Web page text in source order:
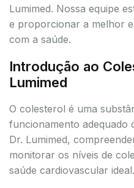
Lumimed. Nossa equipe
e proporcionar a melhor
com a saúde.
Introdução ao
Lumimed
O colesterol é uma
funcionamento adequado
Dr. Lumimed,
monitorar os níveis de
saúde cardiovascular ideal.